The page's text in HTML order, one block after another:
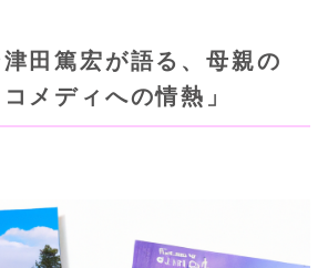
津田篤宏が語る、母親の
メディへの情熱」